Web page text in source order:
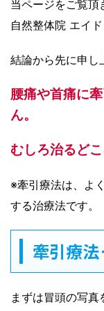
当ページをご覧頂
自然整体院 エイ
結論から先に申し
腰痛や首痛に
ん。
むしろ治るど
※牽引療法は、よ
する治療法です。
牽引療
まずは冒頭の写真